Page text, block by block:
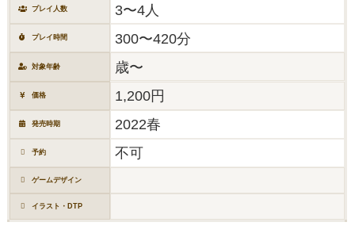
プレイ人数 3〜4人
プレイ時間 300〜420分
対象年齢 歳〜
価格 1,200円
発売時期 2022春
予約 不可
ゲームデザイン
イラスト・DTP